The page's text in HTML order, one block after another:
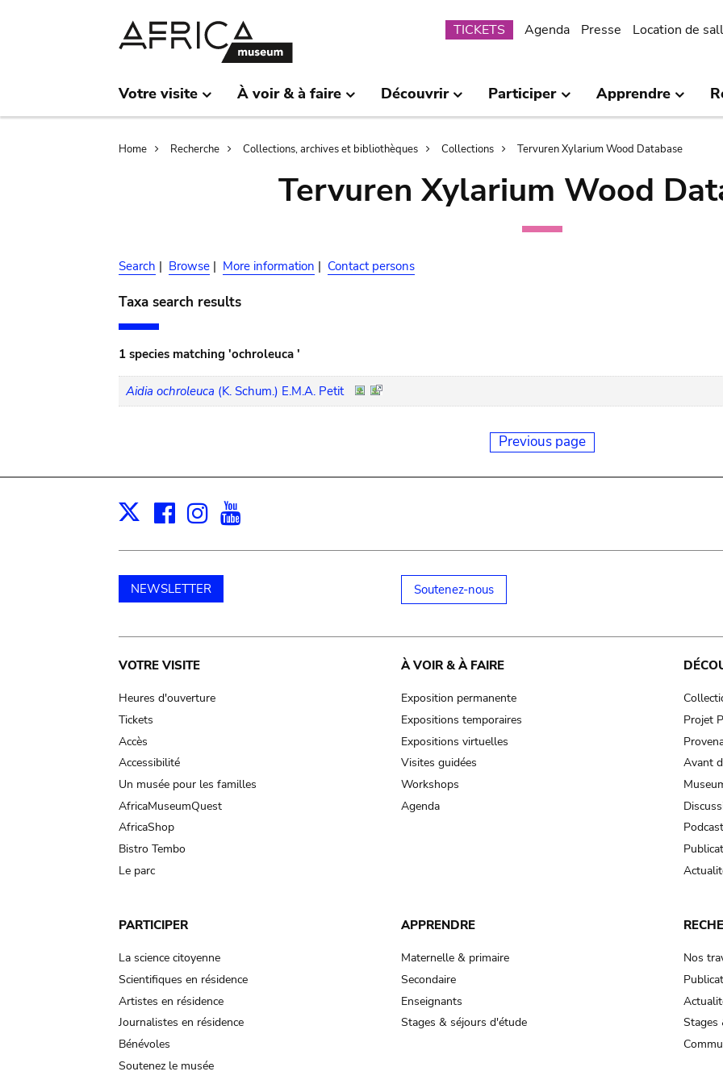
Submenu
TICKETS Agenda Presse Location de
Votre visite À voir & à faire Découvrir Participer Apprendre
Breadcrumb
Home Recherche Collections, archives et bibliothèques Collections Tervuren Xylarium Wood Database
Tervuren Xylarium Wood
Search | Browse | More information | Contact persons
Taxa search results
1 species matching 'ochroleuca '
Aidia ochroleuca (K. Schum.) E.M.A. Petit
Previous page
X Facebook
Instagram
NEWSLETTER Soutenez-nous
Main
navigation
VOTRE VISITE
Heures d'ouverture
Tickets
Accès
Accessibilité
Un musée pour les familles
AfricaMuseumQuest
AfricaShop
Bistro Tembo
Le parc
À VOIR & À FAIRE
Exposition permanente
Expositions temporaires
Expositions virtuelles
Visites guidées
Workshops
Agenda
Projet
Avant
PARTICIPER
La science citoyenne
Scientifiques en résidence
Artistes en résidence
Journalistes en résidence
Bénévoles
Soutenez le musée
APPRENDRE
Maternelle & primaire
Secondaire
Enseignants
Stages & séjours d'étude
Nos
Stages